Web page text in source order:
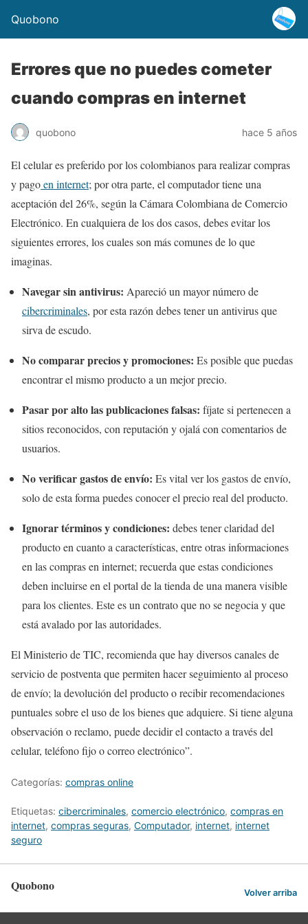
Quobono
Errores que no puedes cometer
cuando compras en internet
quobono hace 5 años
El celular es preferido por los colombianos para realizar compras
y pagoen internet; por otra parte, el computador tiene una
aceptación del 26%, según la Cámara Colombiana de Comercio
Electrónico. En cualquiera de los dos casos, debes evitar los
siguientes errores, los cuales son más comunes de lo que
imaginas.
Navegar sin antivirus: Apareció un mayor número de
cibercriminales, por esta razón debes tener un antivirus que
sirva de escudo.
No comparar precios y promociones: Es posible que puedas
encontrar el mismo producto a un mejor precio.
Pasar por alto las publicaciones falsas: fíjate si pertenecen a
sitios reconocidos, con reputación y ojalá con comentarios de
usuarios.
No verificar gastos de envío: Es vital ver los gastos de envío,
solo de esta forma puedes conocer el precio real del producto.
Ignorar términos y condiciones: debes tener claridad del
producto en cuanto a características, entre otras informaciones
en las compras en internet; recuerda que estas condiciones
deben incluirse en el portal de la tienda de una manera visible
para los clientes. Este es un contrato que no se negocia y que
está avalado por las autoridades.
El Ministerio de TIC, recomienda que hay diversos canales de
servicio de postventa que permiten hacer seguimiento al proceso
de envío; la devolución del producto o recibir recomendaciones
puntuales sobre el uso de los bienes que adquiere. Si tiene alguna
observación o reclamo, puede decidir el contacto a través del
celular, teléfono fijo o correo electrónico”.
Categorías: compras online
Etiquetas: cibercriminales, comercio electrónico, compras en
internet, compras seguras, Computador, internet, internet
seguro
Quobono Volver arriba